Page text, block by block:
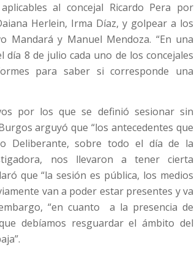
al concejal Ricardo Pera por
Herlein, Irma Díaz, y golpear a los
Mandará y Manuel Mendoza. “En una
día 8 de julio cada uno de los concejales
para saber si corresponde una
por los que se definió sesionar sin
arguyó que “los antecedentes que
Deliberante, sobre todo el día de la
nos llevaron a tener cierta
que “la sesión es pública, los medios
van a poder estar presentes y va
“en cuanto a la presencia de
debíamos resguardar el ámbito del